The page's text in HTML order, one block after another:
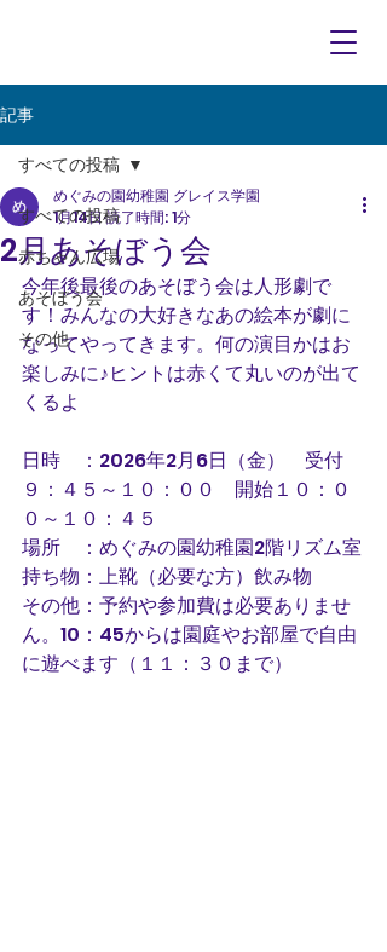
記事
すべての投稿
赤ちゃん広場
あそぼう会
その他
すべての投稿
2月あそぼう会
めぐみの園幼稚園 グレイス学園
1月14日読了時間: 1分
今年後最後のあそぼう会は人形劇で
す！みんなの大好きなあの絵本が劇に
なってやってきます。何の演目かはお
楽しみに♪ヒントは赤くて丸いのが出て
くるよ
日時　：2026年2月6日（金）　受付
９：４５～１０：００　開始１０：０
０～１０：４５
場所　：めぐみの園幼稚園2階リズム室
持ち物：上靴（必要な方）飲み物
その他：予約や参加費は必要ありませ
ん。10：45からは園庭やお部屋で自由
に遊べます（１１：３０まで）